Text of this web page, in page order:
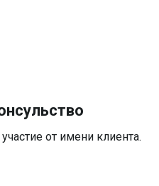
от имени клиента.